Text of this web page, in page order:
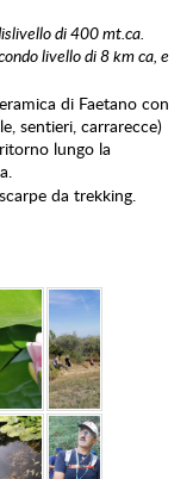
di 400 mt.ca.
livello di 8 km ca, e
di Faetano con
sentieri, carrarecce)
lungo la
da trekking.